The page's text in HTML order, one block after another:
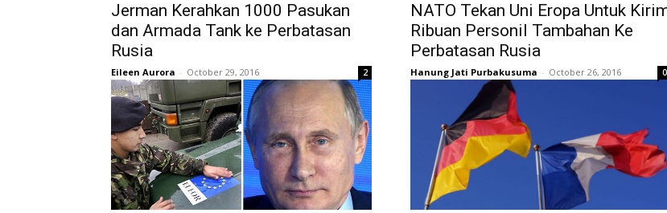
Jerman Kerahkan 1000 Pasukan
dan Armada Tank ke Perbatasan
Rusia
Eileen Aurora - October 29, 2016 2
NATO Tekan Uni Eropa Untuk
Ribuan Personil Tambahan Ke
Perbatasan Rusia
Hanung Jati Purbakusuma - October 26, 2016 0